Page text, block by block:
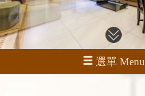
選單 Menu